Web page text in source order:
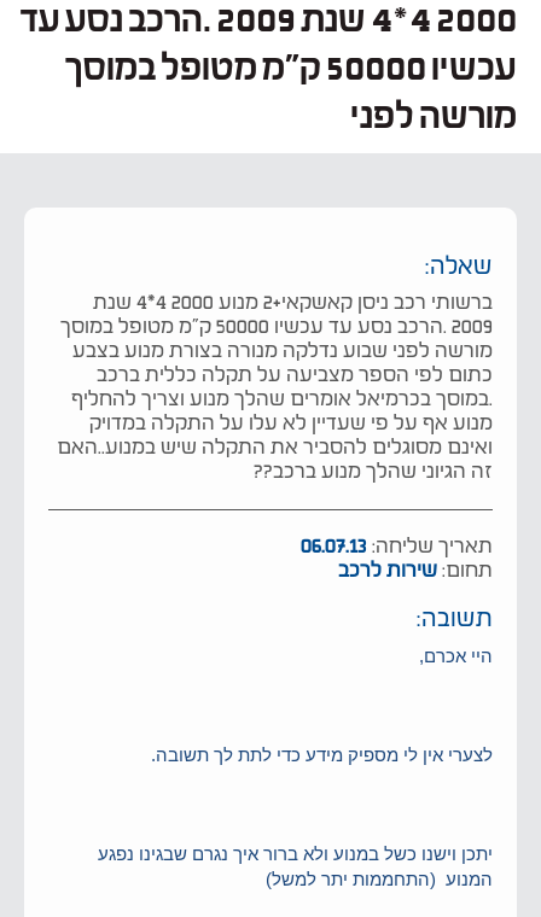
2000 4*4 שנת 2009 .הרכב נסע עד
עכשיו 50000 ק"מ מטופל במוסך
מורשה לפני
שאלה:
ברשותי רכב ניסן קאשקאי+2 מנוע 2000 4*4 שנת
2009 .הרכב נסע עד עכשיו 50000 ק"מ מטופל במוסך
מורשה לפני שבוע נדלקה מנורה בצורת מנוע בצבע
כתום לפי הספר מצביעה על תקלה כללית ברכב
.במוסך בכרמיאל אומרים שהלך מנוע וצריך להחליף
מנוע אף על פי שעדיין לא עלו על התקלה במדויק
ואינם מסוגלים להסביר את התקלה שיש במנוע..האם
זה הגיוני שהלך מנוע ברכב??
תאריך שליחה: 06.07.13
תחום:שירות לרכב
תשובה:
היי אכרם,
לצערי אין לי מספיק מידע כדי לתת לך תשובה.
יתכן וישנו כשל במנוע ולא ברור איך נגרם שבגינו נפגע
המנוע (התחממות יתר למשל)